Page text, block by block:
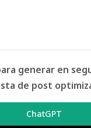
generar en
de post
ChatGPT